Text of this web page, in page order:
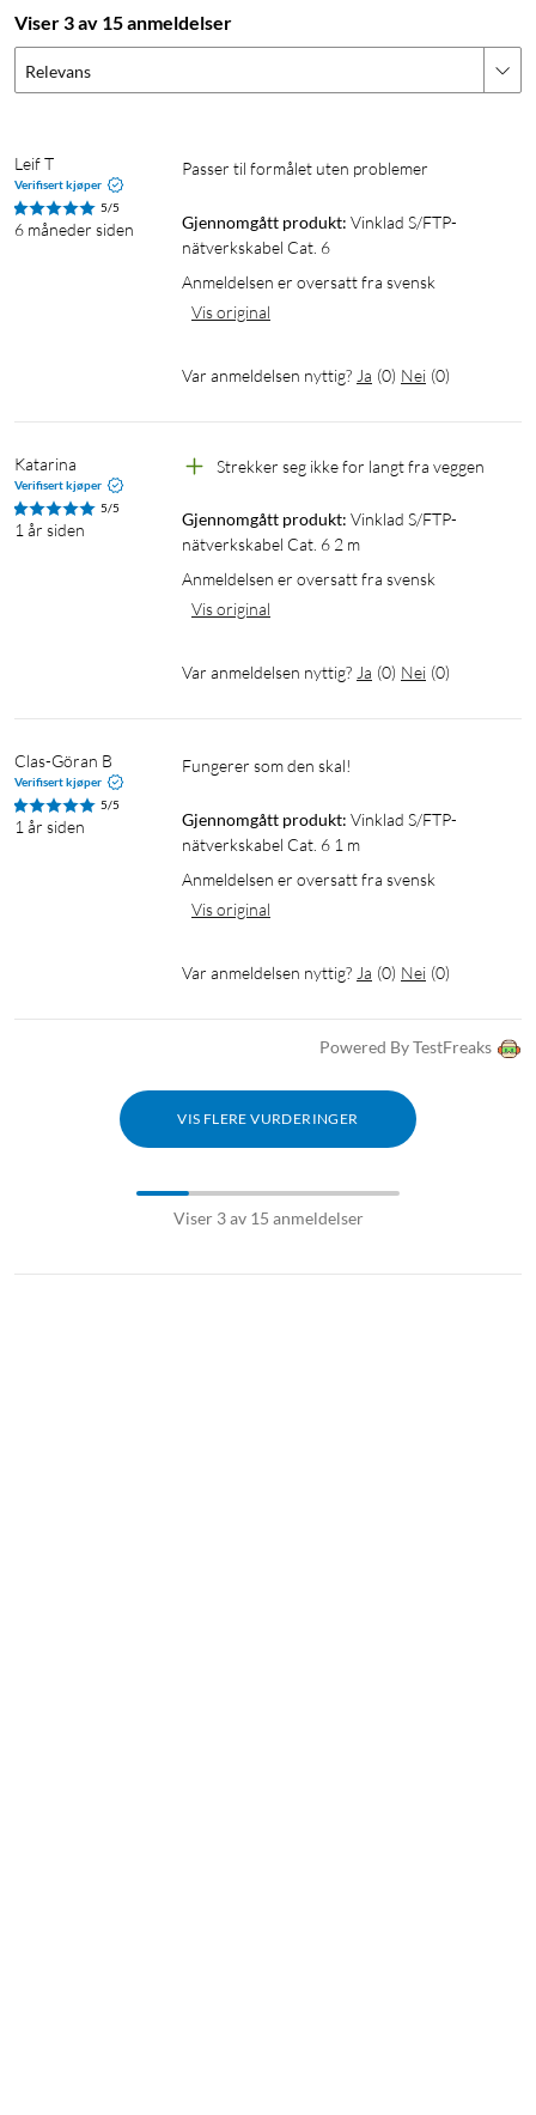
Viser 3 av 15 anmeldelser
Relevans
Leif T
Verifisert kjøper
5/5
6 måneder siden
Passer til formålet uten problemer
Gjennomgått produkt: Vinklad S/FTP-
nätverkskabel Cat. 6
Anmeldelsen er oversatt fra svensk
Vis original
Var anmeldelsen nyttig? Ja (0) Nei (0)
Katarina
Verifisert kjøper
5/5
1 år siden
Strekker seg ikke for langt fra veggen
Gjennomgått produkt: Vinklad S/FTP-
nätverkskabel Cat. 6 2 m
Anmeldelsen er oversatt fra svensk
Vis original
Var anmeldelsen nyttig? Ja (0) Nei (0)
Clas-Göran B
Verifisert kjøper
5/5
1 år siden
Fungerer som den skal!
Gjennomgått produkt: Vinklad S/FTP-
nätverkskabel Cat. 6 1 m
Anmeldelsen er oversatt fra svensk
Vis original
Var anmeldelsen nyttig? Ja (0) Nei (0)
Powered By TestFreaks
VIS FLERE VURDERINGER
Viser 3 av 15 anmeldelser